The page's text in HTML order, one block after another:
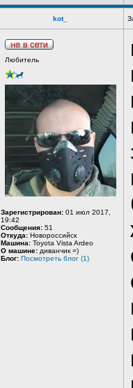
kot_
Любитель
Зарегистрирован: 01 июл 2017,
19:42
Сообщения: 51
Откуда: Новороссийск
Машина: Toyota Vista Ardeo
О машине: диванчик =)
Блог: Посмотреть блог (1)